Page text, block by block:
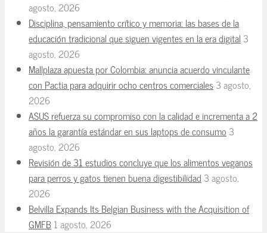
agosto, 2026
Disciplina, pensamiento crítico y memoria: las bases de la
educación tradicional que siguen vigentes en la era digital 3
agosto, 2026
Mallplaza apuesta por Colombia: anuncia acuerdo vinculante
con Pactia para adquirir ocho centros comerciales3 agosto,
2026
ASUS refuerza su compromiso con la calidad e incrementa a 2
años la garantía estándar en sus laptops de consumo 3
agosto, 2026
Revisión de 31 estudios concluye que los alimentos veganos
para perros y gatos tienen buena digestibilidad 3 agosto,
2026
Belvilla Expands Its Belgian Business with the Acquisition of
GMFB1 agosto, 2026